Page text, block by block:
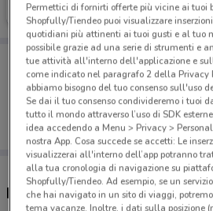
Scade il 05/11
Porta DoveConviene
Puoi trovare le migliori
salvarle e creare la tua lista
dal tuo cellulare.
Negozi BNL a Latina
Permettici di fornirti offerte più vicine ai tuoi
Shopfully/Tiendeo puoi visualizzare
quotidiani più attinenti ai tuoi gusti e al tuo
possibile grazie ad una serie di strumenti e
tue attività all'interno dell'applicazione e
come indicato nel paragrafo 2 della Privacy
abbiamo bisogno del tuo consenso sull'uso
Se dai il tuo consenso condivideremo i tuoi
tutto il mondo attraverso l’uso di SDK
idea accedendo a Menu > Privacy >
nostra App. Cosa succede se accetti: Le
visualizzerai all'interno dell’app potranno
alla tua cronologia di navigazione su
Shopfully/Tiendeo. Ad esempio, se un
che hai navigato in un sito di viaggi,
tema vacanze. Inoltre, i dati sulla posizione